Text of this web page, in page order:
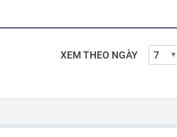
XEM THEO NGÀY